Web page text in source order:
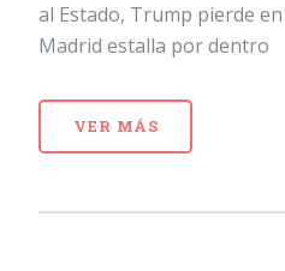
al Estado, Trump pierde
Madrid estalla por dentro
VER MÁS